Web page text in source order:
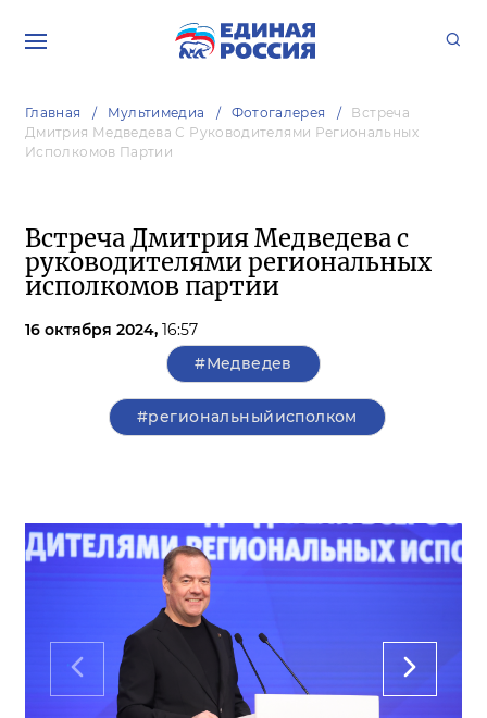
Главная Мультимедиа Фотогалерея
Встреча
Дмитрия Медведева С Руководителями Региональных
Исполкомов Партии
Встреча Дмитрия Медведева с
руководителями региональных
исполкомов партии
16 октября 2024, 16:57
#Медведев
#региональныйисполком